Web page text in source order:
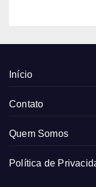
Início
Contato
Quem Somos
Política de